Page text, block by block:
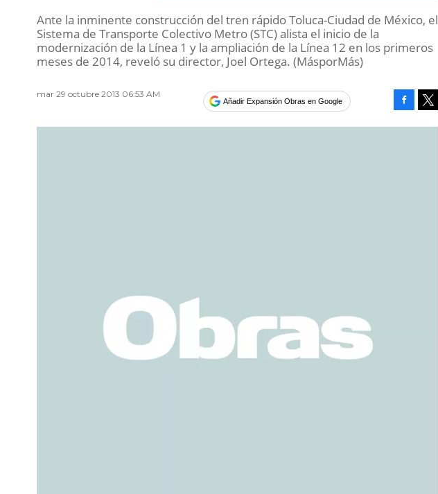
Ante la inminente construcción del tren rápido Toluca-Ciudad de México, el
Sistema de Transporte Colectivo Metro (STC) alista el inicio de la
modernización de la Línea 1 y la ampliación de la Línea 12 en los primeros
meses de 2014, reveló su director, Joel Ortega. (MásporMás)
mar 29 octubre 2013 06:53 AM
Añadir Expansión Obras en Google